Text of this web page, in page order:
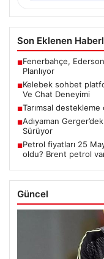
Son Eklenen
■Fenerbahçe,
Planlıyor
■Kelebek sohbet
Ve Chat Deneyimi
■Tarımsal
■Adıyaman
Sürüyor
■Petrol fiyatları 25
oldu? Brent petrol
Güncel